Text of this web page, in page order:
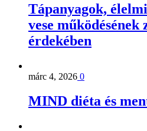
Tápanyagok,
vese működésének
érdekében
márc 4, 2026 0
MIND diéta és